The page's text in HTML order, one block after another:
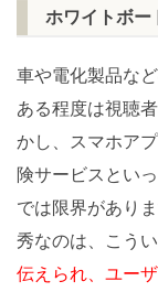
ホワイトボー
車や電化製品な
ある程度は視聴
かし、スマホア
険サービスとい
では限界があり
秀なのは、こう
伝えられ、ユー